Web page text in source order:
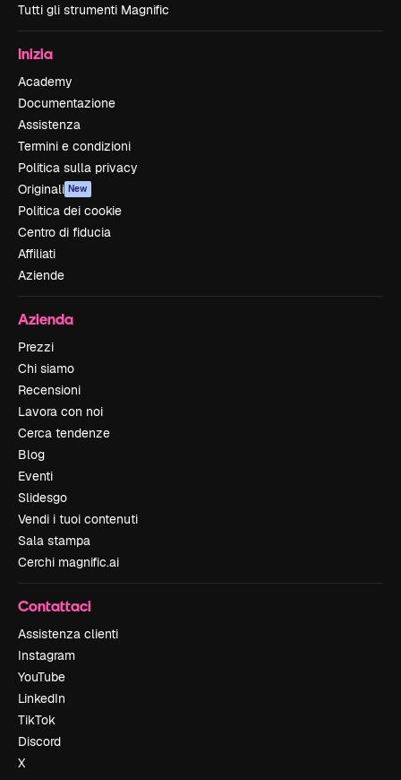
Tutti gli strumenti Magnific
Inizia
Academy
Documentazione
Assistenza
Termini e condizioni
Politica sulla privacy
Originali New
Politica dei cookie
Centro di fiducia
Affiliati
Aziende
Azienda
Prezzi
Chi siamo
Recensioni
Lavora con noi
Cerca tendenze
Blog
Eventi
Slidesgo
Vendi i tuoi contenuti
Sala stampa
Cerchi magnific.ai
Contattaci
Assistenza clienti
Instagram
YouTube
LinkedIn
TikTok
Discord
X